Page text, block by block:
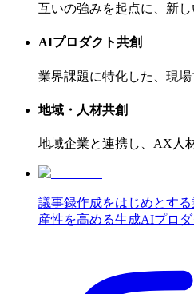
互いの強みを起点に、新し
AIプロダクト共創
業界課題に特化した、現場
地域・人材共創
地域企業と連携し、AX人
議事録作成をはじめとす
産性を高める生成AIプロダ